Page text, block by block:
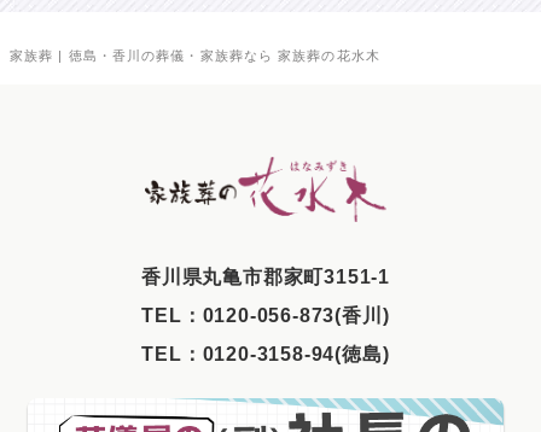
家族葬 | 徳島・香川の葬儀・家族葬なら 家族葬の花水木
⾹川県丸⻲市郡家町3151-1
TEL： 0120-056-873(香川)
TEL： 0120-3158-94(徳島)